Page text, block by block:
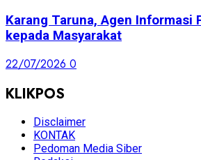
Karang Taruna, Agen Informasi
kepada Masyarakat
22/07/2026 0
KLIKPOS
Disclaimer
KONTAK
Pedoman Media Siber